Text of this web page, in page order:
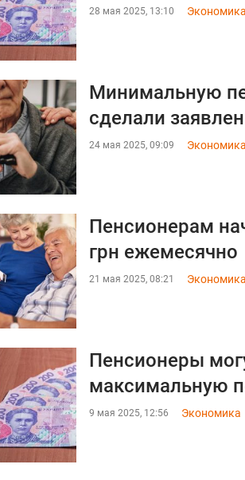
28 мая 2025, 13:10 Экономика
Минимальную
сделали
24 мая 2025, 09:09 Экономика
Пенсионерам
грн ежемесячно
21 мая 2025, 08:21 Экономика
Пенсионеры
максимальную
9 мая 2025, 12:56 Экономика